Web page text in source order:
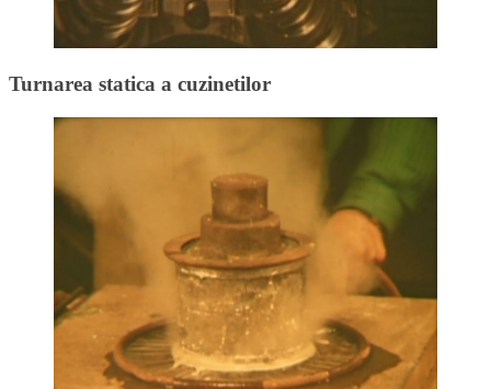
Turnarea statica a cuzinetilor